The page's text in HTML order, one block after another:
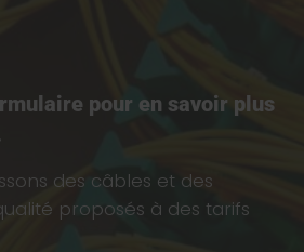
pour en savoir plus
des câbles et des
proposés à des tarifs